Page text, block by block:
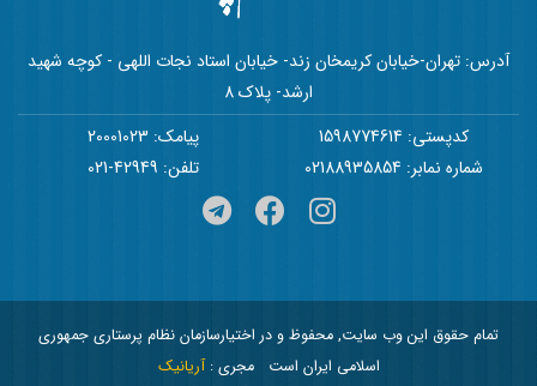
آدرس: تهران-خیابان کریمخان زند- خیابان استاد نجات اللهی - کوچه شهید
ارشد- پلاک 8
کدپستی: 1598774614
پیامک: 20001023
شماره نمابر: 02188935854
تلفن: 42949-021
تمام حقوق این وب سایت, محفوظ و در اختیارسازمان نظام پرستاری جمهوری
اسلامی ایران است
مجری :آریانیک